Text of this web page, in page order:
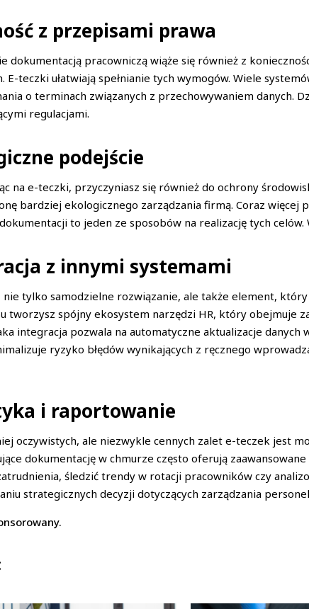
z przepisami prawa
dokumentacją pracowniczą wiąże się również z
E-teczki ułatwiają spełnianie tych wymogów. Wiele
o terminach związanych z przechowywaniem danych.
regulacjami.
podejście
na e-teczki, przyczyniasz się również do ochrony
bardziej ekologicznego zarządzania firmą. Coraz
to jeden ze sposobów na realizację tych
z innymi systemami
tylko samodzielne rozwiązanie, ale także element,
tworzysz spójny ekosystem narzędzi HR, który obejmuje
integracja pozwala na automatyczne aktualizacje
ryzyko błędów wynikających z ręcznego
i raportowanie
oczywistych, ale niezwykle cennych zalet e-teczek jest
dokumentację w chmurze często oferują
śledzić trendy w rotacji pracowników czy
strategicznych decyzji dotyczących zarządzania